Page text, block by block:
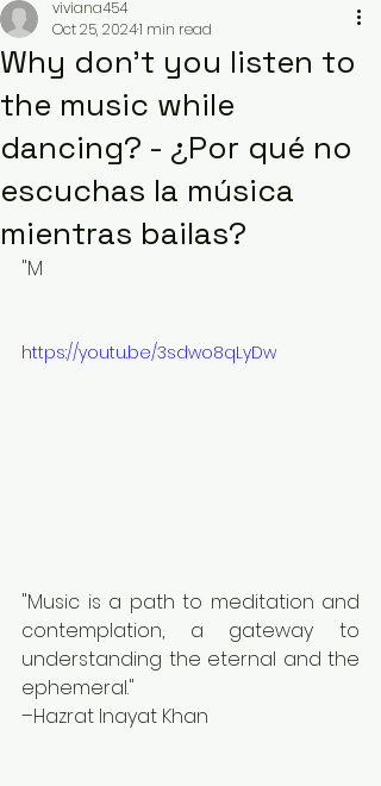
Why don't you listen to
the music while
dancing? - ¿Por qué no
escuchas la música
mientras bailas?
viviana454
Oct 25, 20241 min read
"M
https://youtu.be/3sdwo8qLyDw
"Music is a path to meditation and
contemplation, a gateway to
understanding the eternal and the
ephemeral."
–Hazrat Inayat Khan